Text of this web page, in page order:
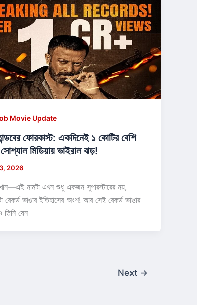
Movie Update
ফোরকাস্ট: একদিনেই ১ কোটির বেশি
মিডিয়ায় ভাইরাল ঝড়!
2026
নামটা এখন শুধু একজন সুপারস্টারের নয়,
রেকর্ড ভাঙার ইতিহাসের অংশ! আর সেই রেকর্ড ভাঙার
তিনি যেন
Next →